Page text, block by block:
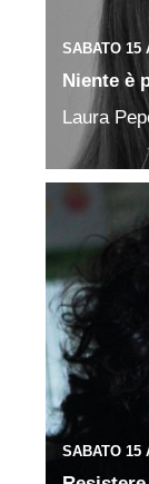
SABATO 15
Niente è
Laura
SABATO 15